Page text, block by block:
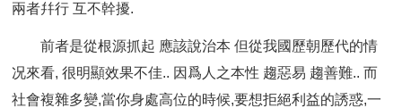
兩者幷行 互不幹擾.
前者是從根源抓起 應該說治本 但從我國歷朝歷代的情
况來看, 很明顯效果不佳.. 因爲人之本性 趨惡易 趨善難.. 而
社會複雜多變,當你身處高位的時候,要想拒絕利益的誘惑,一